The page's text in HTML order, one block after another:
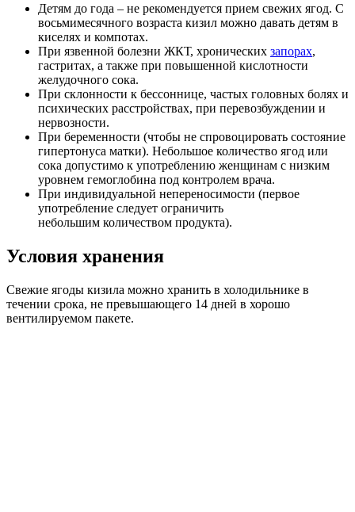
Детям до года – не рекомендуется прием свежих ягод. С
восьмимесячного возраста кизил можно давать детям в
киселях и компотах.
При язвенной болезни ЖКТ, хронических запорах,
гастритах, а также при повышенной кислотности
желудочного сока.
При склонности к бессоннице, частых головных болях и
психических расстройствах, при перевозбуждении и
нервозности.
При беременности (чтобы не спровоцировать состояние
гипертонуса матки). Небольшое количество ягод или
сока допустимо к употреблению женщинам с низким
уровнем гемоглобина под контролем врача.
При индивидуальной непереносимости (первое
употребление следует ограничить
небольшим количеством продукта).
Условия хранения
Свежие ягоды кизила можно хранить в холодильнике в
течении срока, не превышающего 14 дней в хорошо
вентилируемом пакете.